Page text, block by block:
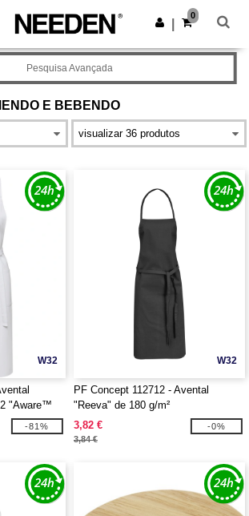
na app!
Obter app
0
E BEBENDO
Pesquisa Avançada
W32
"Aware™
-81%
W32
PF Concept 112712 - Avental
"Reeva" de 180 g/m²
3,82 €
3,84 €
-0%